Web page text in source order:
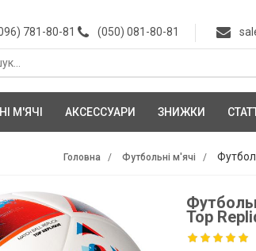
781-80-81 (050) 081-80-81
М'ЯЧІ АКСЕССУАРИ ЗНИЖКИ
Головна Футбольні м'ячі
Top